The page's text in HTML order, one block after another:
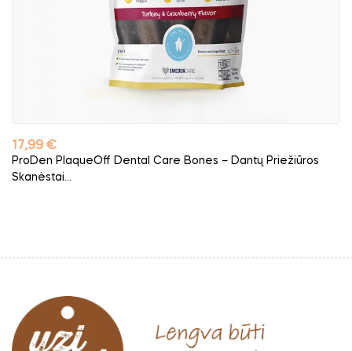
Kaina
17,99 €
ProDen PlaqueOff Dental Care Bones – Dantų Priežiūros
Skanėstai...